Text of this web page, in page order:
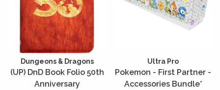
Dungeons & Dragons
(UP) DnD Book Folio 50th
Anniversary
Ultra Pro
Pokemon - First Partner -
Accessories Bundle*